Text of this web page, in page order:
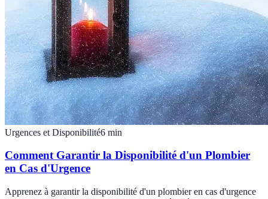
Urgences et Disponibilité6 min
Comment Garantir la Disponibilité d'un Plombier
en Cas d'Urgence
Apprenez à garantir la disponibilité d'un plombier en cas d'urgence